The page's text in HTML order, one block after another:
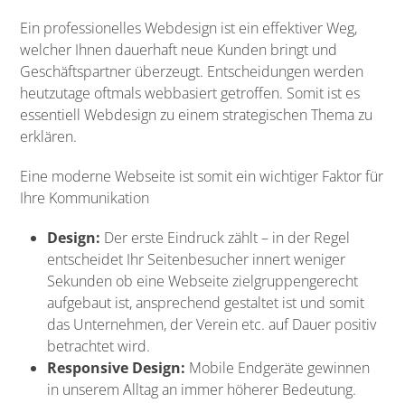
Ein professionelles Webdesign ist ein effektiver Weg,
welcher Ihnen dauerhaft neue Kunden bringt und
Geschäftspartner überzeugt. Entscheidungen werden
heutzutage oftmals webbasiert getroffen. Somit ist es
essentiell Webdesign zu einem strategischen Thema zu
erklären.
Eine moderne Webseite ist somit ein wichtiger Faktor für
Ihre Kommunikation
Design: Der erste Eindruck zählt – in der Regel
entscheidet Ihr Seitenbesucher innert weniger
Sekunden ob eine Webseite zielgruppengerecht
aufgebaut ist, ansprechend gestaltet ist und somit
das Unternehmen, der Verein etc. auf Dauer positiv
betrachtet wird.
Responsive Design: Mobile Endgeräte gewinnen
in unserem Alltag an immer höherer Bedeutung.